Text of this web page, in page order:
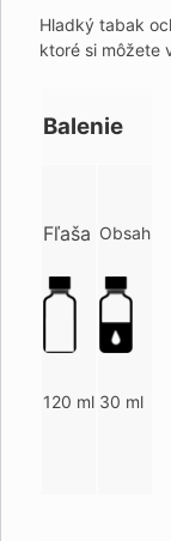
Hladký tabak
ktoré si môžete
Balenie
Fľaša
120 ml
Obsah
30 ml